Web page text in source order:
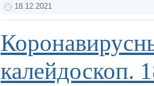
18.12.2021
калейдоскоп.